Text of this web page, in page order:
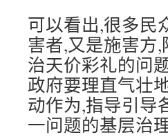
可以看出,很多民
害者,又是施害方
治天价彩礼的问
政府要理直气壮
动作为,指导引导
一问题的基层治